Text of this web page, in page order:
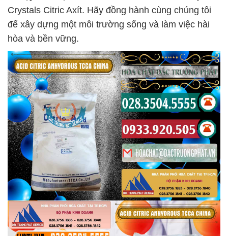
Crystals Citric Axít. Hãy đồng hành cùng chúng tôi
để xây dựng một môi trường sống và làm việc hài
hòa và bền vững.